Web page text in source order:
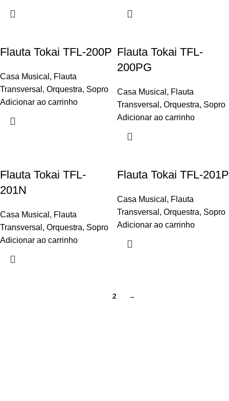
Flauta Tokai TFL-200P
Casa Musical , Flauta
Transversal , Orquestra, Sopro
Adicionar ao carrinho
Flauta Tokai TFL-
200PG
Casa Musical , Flauta
Transversal , Orquestra, Sopro
Adicionar ao carrinho
Flauta Tokai TFL-
201N
Casa Musical , Flauta
Transversal , Orquestra, Sopro
Adicionar ao carrinho
Flauta Tokai TFL-201P
Casa Musical , Flauta
Transversal , Orquestra, Sopro
Adicionar ao carrinho
2 →